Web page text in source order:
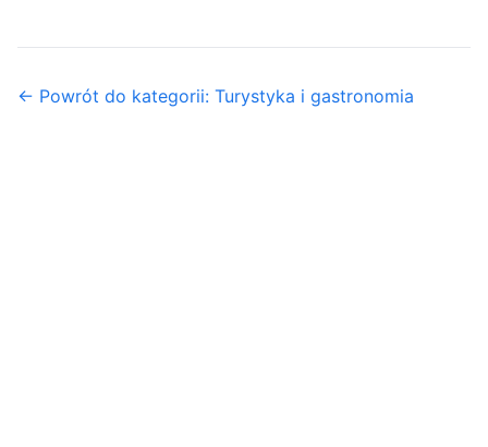
← Powrót do kategorii: Turystyka i gastronomia